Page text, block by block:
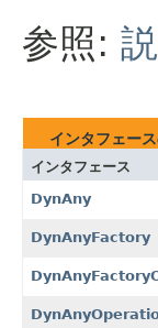
参照:
インタフェー
インタフェース
DynAny
DynAnyFactory